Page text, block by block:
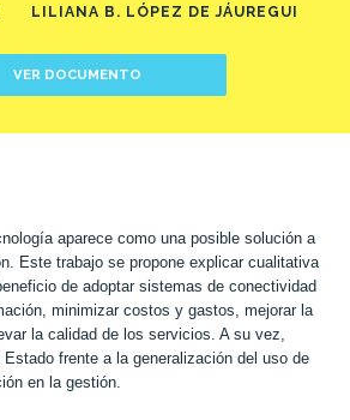
LILIANA B. LÓPEZ DE JÁUREGUI
VER DOCUMENTO
aparece como una posible solución a
Este trabajo se propone explicar cualitativa
de adoptar sistemas de conectividad
minimizar costos y gastos, mejorar la
la calidad de los servicios. A su vez,
frente a la generalización del uso de
en la gestión.